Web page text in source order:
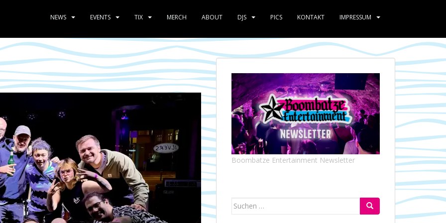
NEWS EVENTS TIX MERCH ABOUT DJS PICS KONTAKT IMPRESSUM
Boombatze Entertainment Newsletter
Suchen